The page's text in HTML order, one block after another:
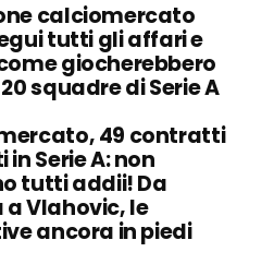
calciomercato
tutti gli affari e
giocherebbero
squadre di Serie A
49 contratti
Serie A: non
tutti addii! Da
a Vlahovic, le
ancora in piedi